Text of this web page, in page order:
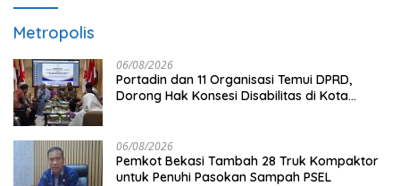
Metropolis
06/08/2026
Portadin dan 11 Organisasi Temui DPRD,
Dorong Hak Konsesi Disabilitas di Kota
06/08/2026
Pemkot Bekasi Tambah 28 Truk Kompaktor
untuk Penuhi Pasokan Sampah PSEL